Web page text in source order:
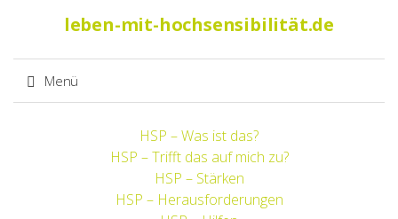
leben-mit-hochsensibilität.de
Menü
HSP – Was ist das?
HSP – Trifft das auf mich zu?
HSP – Stärken
HSP – Herausforderungen